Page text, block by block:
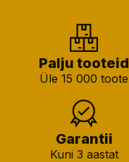
Palju tooteid
Üle 15 000 toote
Garantii
Kuni 3 aastat